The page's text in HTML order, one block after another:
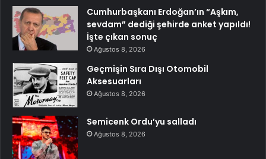
Cumhurbaşkanı Erdoğan’ın “Aşkım,
sevdam” dediği şehirde anket yapıldı!
İşte çıkan sonuç
Ağustos 8, 2026
Geçmişin Sıra Dışı Otomobil
Aksesuarları
Ağustos 8, 2026
Semicenk Ordu’yu salladı
Ağustos 8, 2026